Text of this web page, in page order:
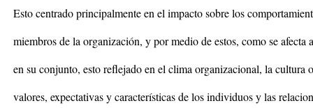
Esto centrado principalmente en el impacto sobre los
miembros de la organización, y por medio de estos, como se afecta
en su conjunto, esto reflejado en el clima organizacional, la cultura
valores, expectativas y características de los individuos y las